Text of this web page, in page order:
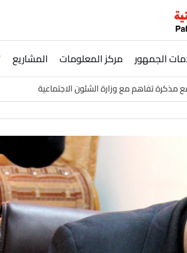
الجمهور مركز المعلومات المشاريع
مذكرة تفاهم مع وزارة الشئون الاجتماعية